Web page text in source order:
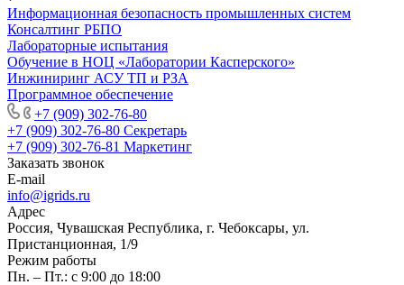
Информационная безопасность промышленных систем
Консалтинг РБПО
Лабораторные испытания
Обучение в НОЦ «Лаборатории Касперского»
Инжиниринг АСУ ТП и РЗА
Программное обеспечение
+7 (909) 302-76-80
+7 (909) 302-76-80 Секретарь
+7 (909) 302-76-81 Маркетинг
Заказать звонок
E-mail
info@igrids.ru
Адрес
Россия, Чувашская Республика, г. Чебоксары, ул.
Пристанционная, 1/9
Режим работы
Пн. – Пт.: с 9:00 до 18:00